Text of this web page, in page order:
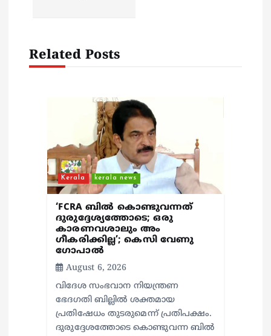
a
Related Posts
Kerala kerala news
‘FCRA ബിൽ കൊണ്ടുവന്നത്
ദുരുദ്ദേശ്യത്തോടെ; ഒരു
കാരണവശാലും അം​
ഗീകരിക്കില്ല’; കെസി വേണു​
ഗോപാൽ
August 6, 2026
വിദേശ സംഭവാന നിയന്ത്രണ
ഭേദഗതി ബില്ലിൽ ശക്തമായ
പ്രതിഷേധം തുടരുമെന്ന് പ്രതിപക്ഷം.
ദുരുദ്ദേശത്തോടെ കൊണ്ടുവന്ന ബിൽ